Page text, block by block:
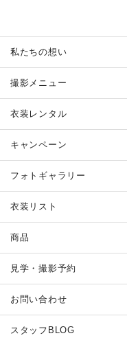
私たちの想い
撮影メニュー
衣装レンタル
キャンペーン
フォトギャラリー
衣装リスト
商品
見学・撮影予約
お問い合わせ
スタッフBLOG